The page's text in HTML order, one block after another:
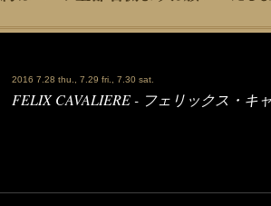
2016 7.28 thu., 7.29 fri., 7.30 sat.
FELIX CAVALIERE - フェリックス・キ